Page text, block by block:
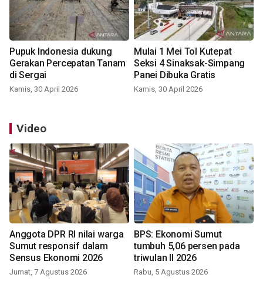
Pupuk Indonesia dukung
Gerakan Percepatan Tanam
di Sergai
Kamis, 30 April 2026
Mulai 1 Mei Tol Kutepat
Seksi 4 Sinaksak-Simpang
Panei Dibuka Gratis
Kamis, 30 April 2026
Video
Anggota DPR RI nilai warga
Sumut responsif dalam
Sensus Ekonomi 2026
Jumat, 7 Agustus 2026
BPS: Ekonomi Sumut
tumbuh 5,06 persen pada
triwulan II 2026
Rabu, 5 Agustus 2026